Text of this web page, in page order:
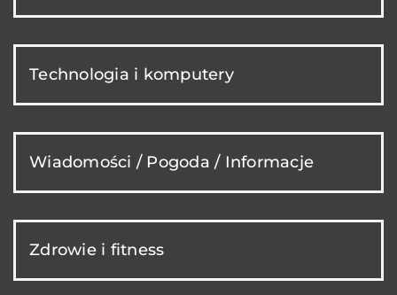
Technologia i komputery
Wiadomości / Pogoda / Informacje
Zdrowie i fitness